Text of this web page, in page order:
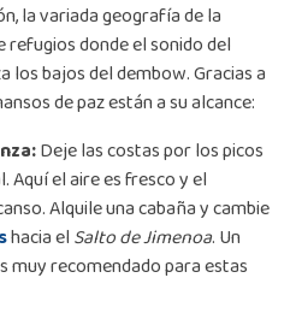
la variada geografía de la
refugios donde el sonido del
los bajos del dembow. Gracias a
de paz están a su alcance:
Deje las costas por los picos
Aquí el aire es fresco y el
Alquile una cabaña y cambie
hacia el Salto de Jimenoa. Un
muy recomendado para estas